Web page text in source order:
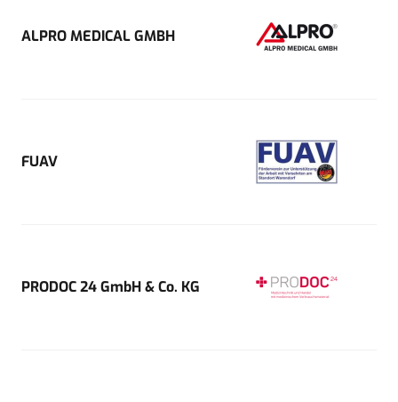
ALPRO MEDICAL GMBH
FUAV
PRODOC 24 GmbH & Co. KG